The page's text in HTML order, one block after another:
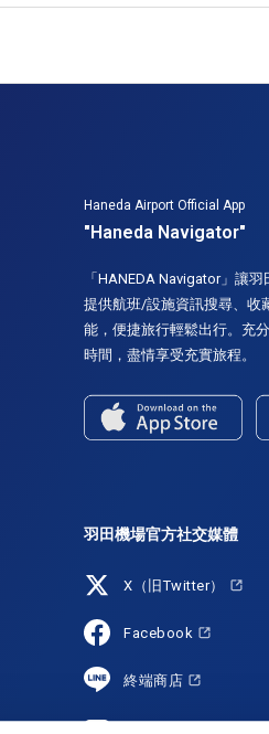
Haneda Airport Official App
"Haneda Navigator"
「HANEDA Navigator」讓
提供航班/設施資訊搜尋、收
能，便捷旅行輕鬆出行。充
時間，盡情享受充實旅程。
羽田機場官方社交媒體
X（旧Twitter）
Facebook
終端商店